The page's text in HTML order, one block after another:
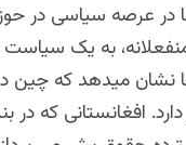
در عرصه سیاسی در
به یک سیاست
نشان میدهد که
دارد. افغانستانی